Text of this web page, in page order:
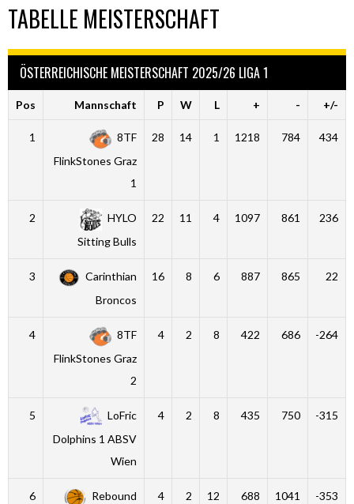
TABELLE MEISTERSCHAFT
ÖSTERREICHISCHE MEISTERSCHAFT 2025/26 LIGA 1
Pos Mannschaft P W L + - +/-
1
8TF
FlinkStones Graz
1
28 14 1 1218 784 434
2
HYLO
Sitting Bulls
22 11 4 1097 861 236
3
Carinthian
Broncos
16 8 6 887 865 22
4
8TF
FlinkStones Graz
2
4 2 8 422 686 -264
5
LoFric
Dolphins 1 ABSV
Wien
4 2 8 435 750 -315
6
Rebound
4 2 12 688 1041 -353